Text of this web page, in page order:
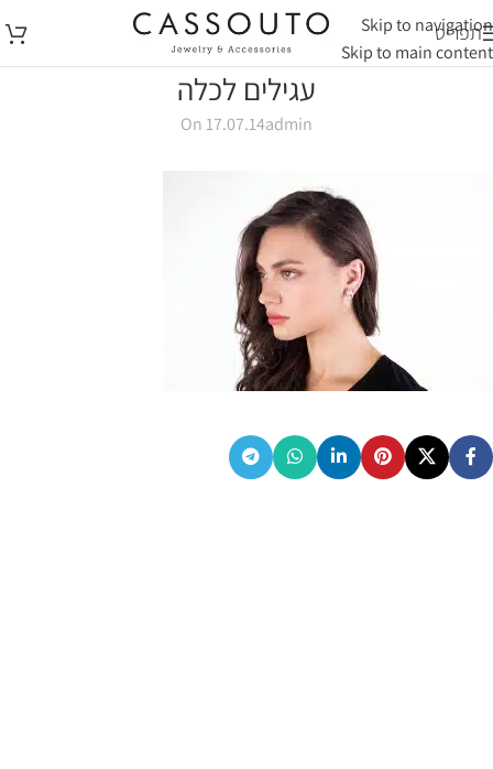
Skip to navigation
Skip to main content
תפריט
עגילים לכלה
admin
On 17.07.14